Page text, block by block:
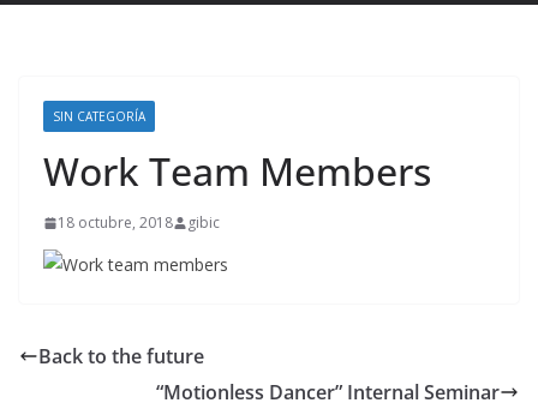
SIN CATEGORÍA
Work Team Members
18 octubre, 2018 gibic
Back to the future
“Motionless Dancer” Internal Seminar